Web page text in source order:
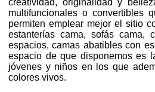
creatividad, originalidad y
multifuncionales o convertibles
permiten emplear mejor el sitio
estanterías cama, sofás cama,
espacios, camas abatibles con
espacio de que disponemos es
jóvenes y niños en los que
colores vivos.